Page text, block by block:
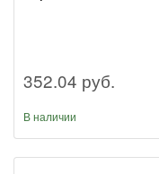
352.04 руб.
В наличии